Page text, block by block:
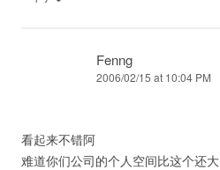
Fenng
2006/02/15 at 10:04 PM
看起来不错阿
难道你们公司的个人空间比这个还